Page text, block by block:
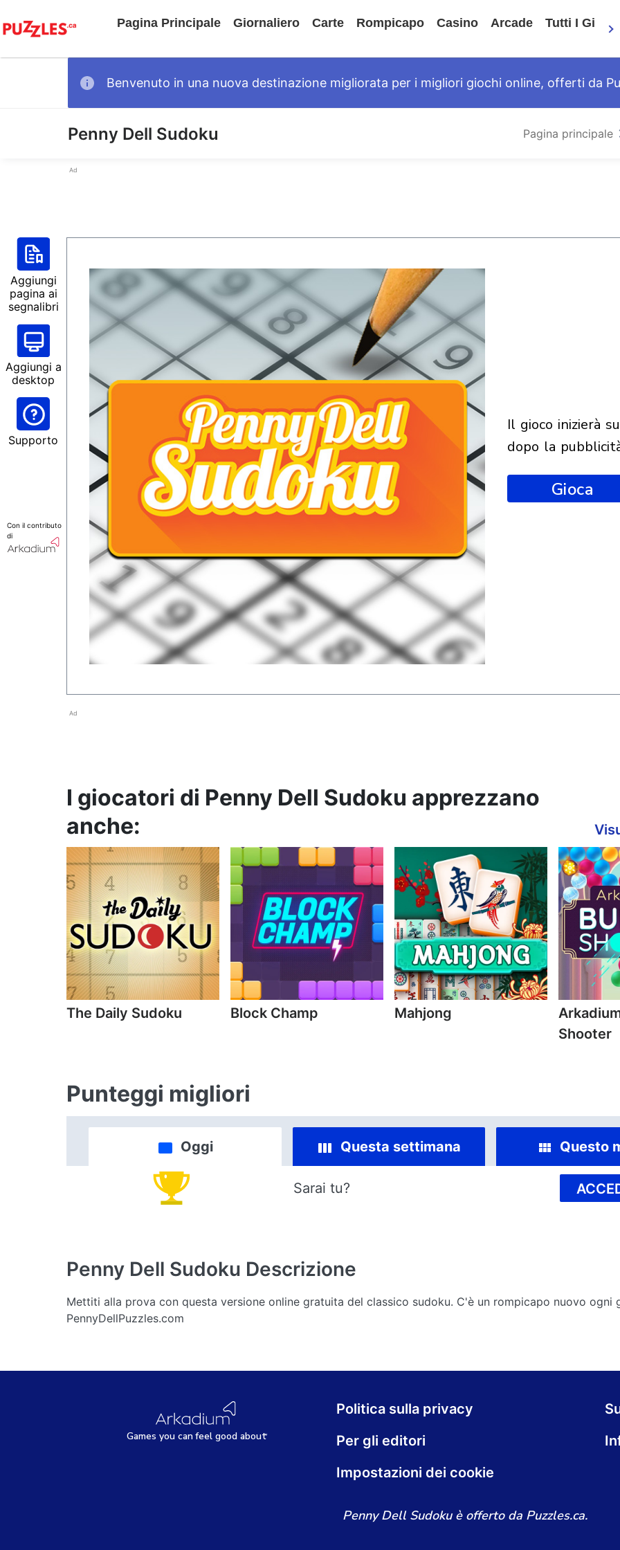
Pagina Principale Giornaliero Carte Rompicapo Casino Arcade Tutti I Giochi
Benvenuto in una nuova destinazione migliorata per i migliori giochi online, offerti da
Penny Dell Sudoku Pagina principale
Ad
Aggiungi
pagina ai
segnalibri
Aggiungi a
desktop
Supporto
Con il contributo
di
il gioco inizierà subito
dopo la
Gioca
Ad
I giocatori di Penny Dell Sudoku apprezzano
anche:
The Daily Sudoku Block Champ Mahjong
Shooter
Punteggi migliori
Oggi Questa settimana Questo
Sarai tu?
Penny Dell Sudoku Descrizione
Mettiti alla prova con questa versione online gratuita del classico sudoku. C'è un rompicapo nuovo ogni
PennyDellPuzzles.com
Games you canfeel good about
Politica sulla privacy
Per gli editori
Impostazioni dei cookie
Penny Dell Sudoku è offerto da Puzzles.ca.